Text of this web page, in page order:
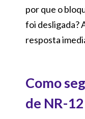
por que o
foi desligada?
resposta
Como
de NR-